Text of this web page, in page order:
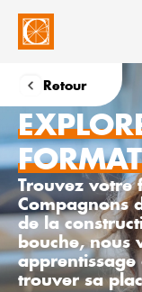
Retour
Trouvez votre
Compagnons
de la
bouche, nous
apprentissage
trouver sa